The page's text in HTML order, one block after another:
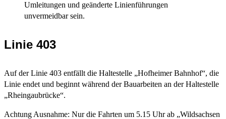
Umleitungen und geänderte Linienführungen
unvermeidbar sein.
Linie 403
Auf der Linie 403 entfällt die Haltestelle „Hofheimer Bahnhof“, die
Linie endet und beginnt während der Bauarbeiten an der Haltestelle
„Rheingaubrücke“.
Achtung Ausnahme: Nur die Fahrten um 5.15 Uhr ab „Wildsachsen